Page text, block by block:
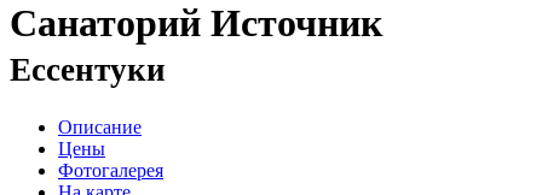
Санаторий Источник
Ессентуки
Описание
Цены
Фотогалерея